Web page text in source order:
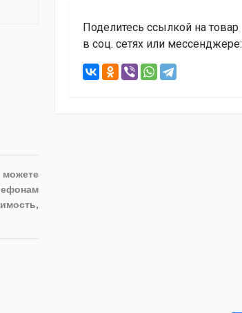
Поделитесь ссылкой на товар
в соц. сетях или мессенджере: